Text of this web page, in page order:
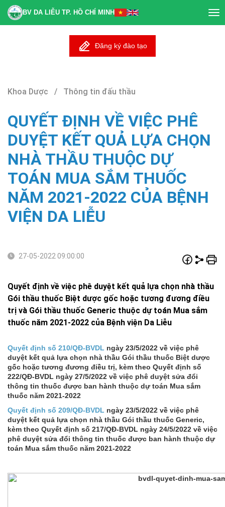
BV DA LIỄU TP. HỒ CHÍ MINH
Đăng ký đào tạo
Khoa Dược / Thông tin đấu thầu
QUYẾT ĐỊNH VỀ VIỆC PHÊ
DUYỆT KẾT QUẢ LỰA CHỌN
NHÀ THẦU THUỘC DỰ
TOÁN MUA SẮM THUỐC
NĂM 2021-2022 CỦA BỆNH
VIỆN DA LIỄU
27-05-2022 09:00:00
Quyết định về việc phê duyệt kết quả lựa chọn nhà thầu
Gói thầu thuốc Biệt dược gốc hoặc tương đương điều
trị và Gói thầu thuốc Generic thuộc dự toán Mua sắm
thuốc năm 2021-2022 của Bệnh viện Da Liễu
Quyết định số 210/QĐ-BVDL ngày 23/5/2022 về việc phê
duyệt kết quả lựa chọn nhà thầu Gói thầu thuốc Biệt dược
gốc hoặc tương đương điều trị, kèm theo Quyết định số
222/QĐ-BVDL ngày 27/5/2022 về việc phê duyệt sửa đổi
thông tin thuốc được ban hành thuộc dự toán Mua sắm
thuốc năm 2021-2022
Quyết định số 209/QĐ-BVDL ngày 23/5/2022 về việc phê
duyệt kết quả lựa chọn nhà thầu Gói thầu thuốc Generic,
kèm theo Quyết định số 217/QĐ-BVDL ngày 24/5/2022 về việc
phê duyệt sửa đổi thông tin thuốc được ban hành thuộc dự
toán Mua sắm thuốc năm 2021-2022